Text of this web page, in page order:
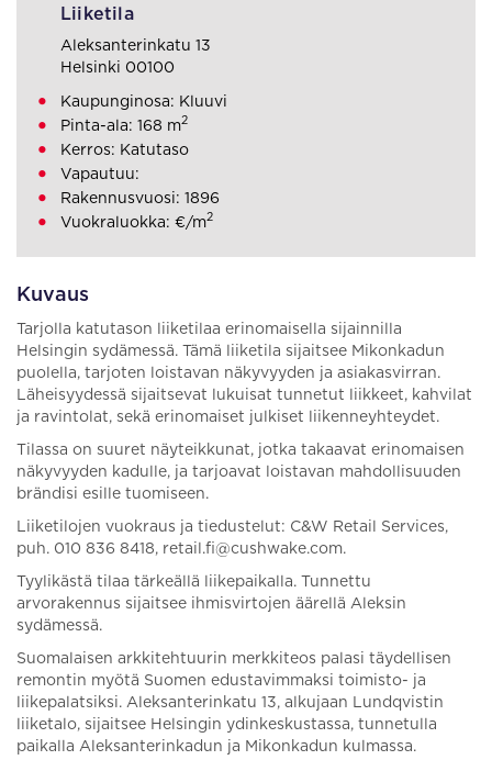
Kuvaus
Tarjolla katutason liiketilaa erinomaisella sijainnilla
Helsingin sydämessä. Tämä liiketila sijaitsee Mikonkadun
puolella, tarjoten loistavan näkyvyyden ja asiakasvirran.
Läheisyydessä sijaitsevat lukuisat tunnetut liikkeet, kahvilat
ja ravintolat, sekä erinomaiset julkiset liikenneyhteydet.
Tilassa on suuret näyteikkunat, jotka takaavat erinomaisen
näkyvyyden kadulle, ja tarjoavat loistavan mahdollisuuden
brändisi esille tuomiseen.
Liiketilojen vuokraus ja tiedustelut: C&W Retail Services,
puh. 010 836 8418, retail.fi@cushwake.com.
Tyylikästä tilaa tärkeällä liikepaikalla. Tunnettu
arvorakennus sijaitsee ihmisvirtojen äärellä Aleksin
sydämessä.
Suomalaisen arkkitehtuurin merkkiteos palasi täydellisen
remontin myötä Suomen edustavimmaksi toimisto- ja
liikepalatsiksi. Aleksanterinkatu 13, alkujaan Lundqvistin
liiketalo, sijaitsee Helsingin ydinkeskustassa, tunnetulla
paikalla Aleksanterinkadun ja Mikonkadun kulmassa.
Liiketila
Aleksanterinkatu 13
Helsinki 00100
Kaupunginosa: Kluuvi
Pinta-ala: 168 m2
Kerros: Katutaso
Vapautuu:
Rakennusvuosi: 1896
Vuokraluokka: €/m2